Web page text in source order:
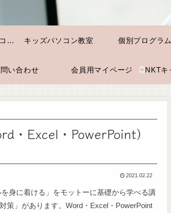
個別レッスン【パソコン・スマホ】 キッズパソコン教室 個別プログラム
い合わせ 会員用マイページ
・Excel・PowerPoint）
2021.02.22
身に着ける」をモットーに基礎から学べる講
策」があります。Word・Excel・PowerPoint